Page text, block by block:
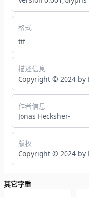
格式
ttf
描述信息
Copyright © 2024 by
作者信息
Jonas Hecksher-
版权
Copyright © 2024 by
其它字重